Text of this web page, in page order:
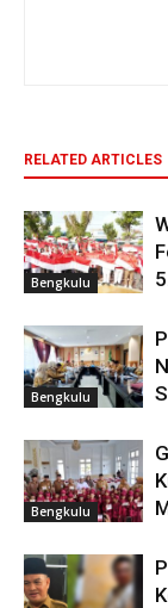
RELATED ARTICLES
Bengkulu
Bengkulu
Bengkulu